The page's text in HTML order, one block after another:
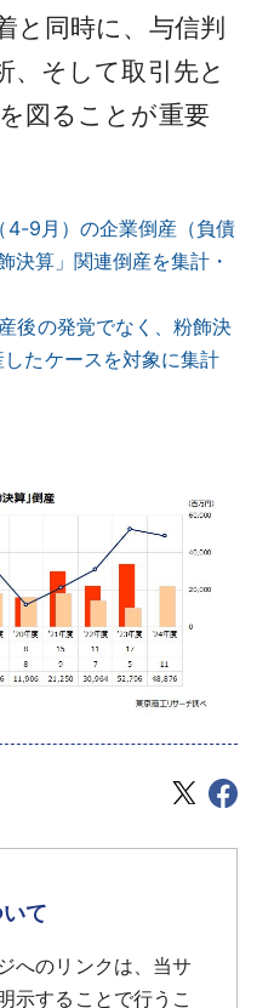
と同時に、与信判
、そして取引先と
図ることが重要
9月）の企業倒産（負債
決算」関連倒産を集計・
後の発覚でなく、粉飾決
たケースを対象に集計
て
へのリンクは、当サ
示することで行うこ